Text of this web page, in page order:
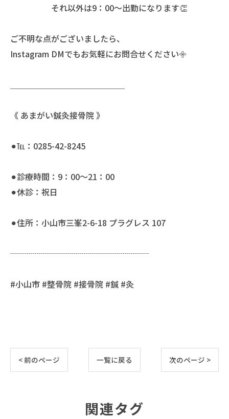
それ以外は9：00〜出勤になります👏
ご不明な点がございましたら、
Instagram DMでもお気軽にお問合せください𖧷
《 あまがい鍼灸接骨院 》
⚫︎℡：0285-42-8245
⚫︎診療時間：9：00〜21：00
⚫︎休診：祝日
⚫︎住所：小山市三峯2-6-18 プラグレス 107
┈┈┈┈┈┈┈┈┈┈┈┈┈┈┈┈┈
#小山市 #整骨院 #接骨院 #鍼 #灸
< 前のページ 一覧に戻る 次のページ >
関連タグ